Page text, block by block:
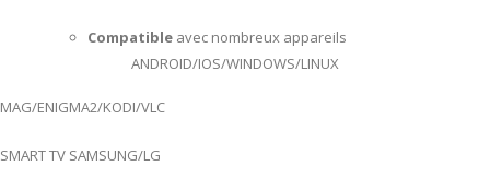
Compatible avec nombreux appareils
ANDROID/IOS/WINDOWS/LINUX
MAG/ENIGMA2/KODI/VLC
SMART TV SAMSUNG/LG